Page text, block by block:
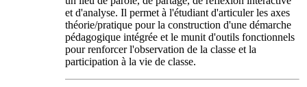
et d'analyse. Il permet à l'étudiant d'articuler les axes
théorie/pratique pour la construction d'une démarche
pédagogique intégrée et le munit d'outils fonctionnels
pour renforcer l'observation de la classe et la
participation à la vie de classe.